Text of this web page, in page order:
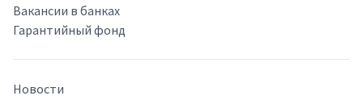
Вакансии в банках
Гарантийный фонд
Новости